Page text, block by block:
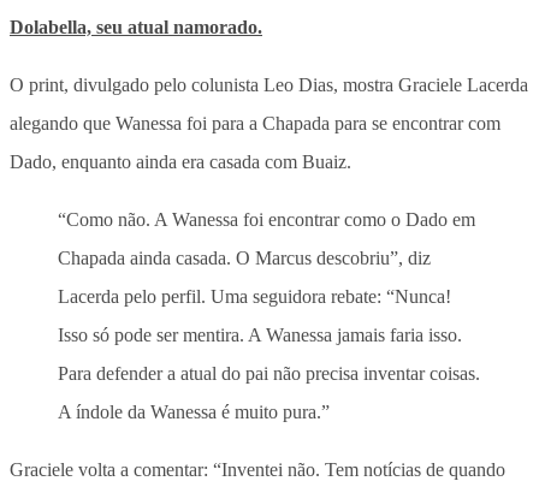
Dolabella, seu atual namorado.
O print, divulgado pelo colunista Leo Dias, mostra Graciele Lacerda
alegando que Wanessa foi para a Chapada para se encontrar com
Dado, enquanto ainda era casada com Buaiz.
“Como não. A Wanessa foi encontrar como o Dado em
Chapada ainda casada. O Marcus descobriu”, diz
Lacerda pelo perfil. Uma seguidora rebate: “Nunca!
Isso só pode ser mentira. A Wanessa jamais faria isso.
Para defender a atual do pai não precisa inventar coisas.
A índole da Wanessa é muito pura.”
Graciele volta a comentar: “Inventei não. Tem notícias de quando